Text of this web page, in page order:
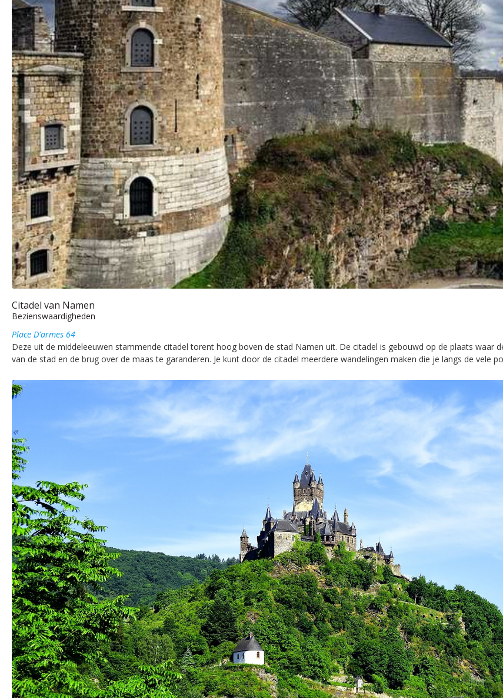
Citadel van Namen
Bezienswaardigheden
Place D'armes 64
Deze uit de middeleeuwen stammende citadel torent hoog boven de stad Namen uit. De citadel is gebouwd op de plaats waar
van de stad en de brug over de maas te garanderen. Je kunt door de citadel meerdere wandelingen maken die je langs de vele